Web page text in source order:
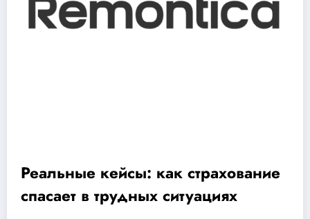
Реальные кейсы: как страхование
спасает в трудных ситуациях